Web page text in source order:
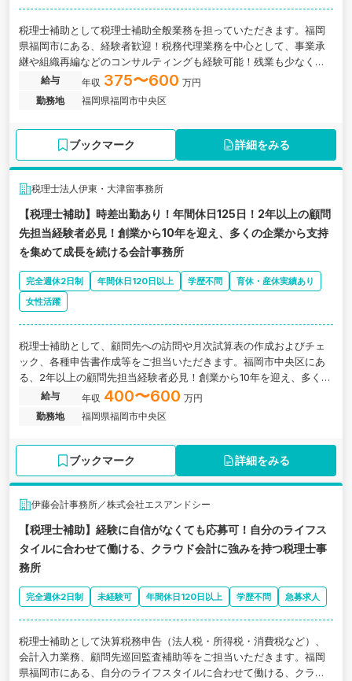
税理士補助として税理士補助全般業務を担っていただきます。福岡
県福岡市にある、経験者歓迎！税務代理業務を中心として、事業承
継や組織再編などのコンサルティングも経験可能！残業も少なくワ
ークライフバランスの充実した税理士法人の求人です。
給与 年収 375〜600 万円
勤務地
福岡県福岡市中央区
ブックマーク 詳細をみる
税理士法人伊東・大津留事務所
【税理士補助】時差出勤あり！年間休日125日！2年以上の顧問
先担当経験者必見！創業から10年を迎え、多くの企業から支持
を集めて成長を続ける会計事務所
完全週休2日制 年間休日120日以上 学歴不問
育休・産休実績あり
女性活躍
税理士補助として、顧問先への訪問や月次試算表の作成およびチェ
ック、各種申告書作成等をご担当いただきます。福岡市中央区にあ
る、2年以上の顧問先担当経験者必見！創業から10年を迎え、多くの
企業から支持を集めて成長を続ける会計事務所の求人です。
給与 年収 400〜600 万円
勤務地
福岡県福岡市中央区
ブックマーク 詳細をみる
伊藤会計事務所／株式会社エスアンドシー
【税理士補助】経験に自信がなくても応募可！自分のライフス
タイルに合わせて働ける、クラウド会計に強みを持つ税理士事
務所
完全週休2日制 未経験可 年間休日120日以上 学歴不問 急募求人
税理士補助として決算税務申告（法人税・所得税・消費税など）、
会計入力業務、顧問先巡回監査補助等をご担当いただきます。福岡
県福岡市にある、自分のライフスタイルに合わせて働ける、クラウ